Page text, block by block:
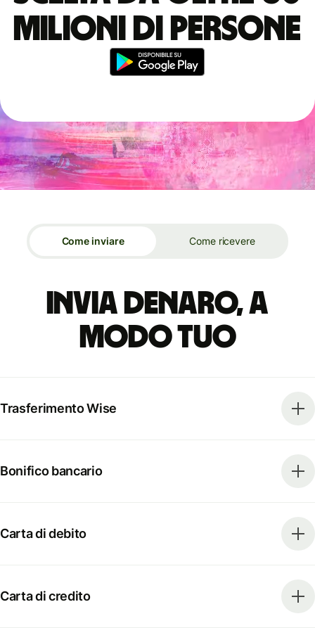
milioni di persone
Come inviare Come ricevere
Invia denaro, a
modo tuo
Trasferimento Wise
Bonifico bancario
Carta di debito
Carta di credito